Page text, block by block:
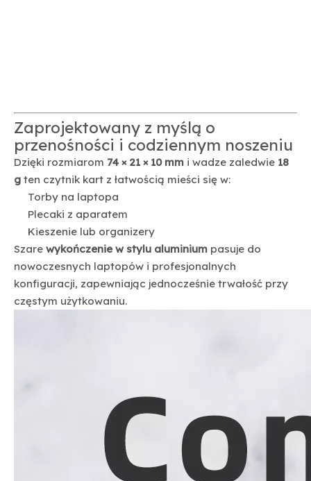
Zaprojektowany z myślą o
przenośności i codziennym noszeniu
Dzięki rozmiarom 74 × 21 × 10 mm i wadze zaledwie 18
g ten czytnik kart z łatwością mieści się w:
Torby na laptopa
Plecaki z aparatem
Kieszenie lub organizery
Szare wykończenie w stylu aluminium pasuje do
nowoczesnych laptopów i profesjonalnych
konfiguracji, zapewniając jednocześnie trwałość przy
częstym użytkowaniu.